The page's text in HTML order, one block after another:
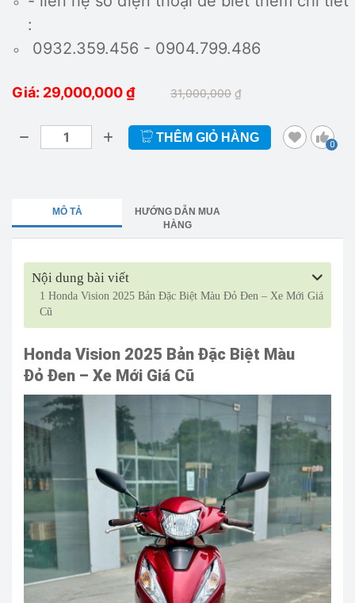
:
0932.359.456 - 0904.799.486
Giá: 29,000,000₫ 31,000,000 ₫
THÊM GIỎ HÀNG
0
MÔ TẢ
HƯỚNG DẪN MUA
HÀNG
Nội dung bài viết
1 Honda Vision 2025 Bản Đặc Biệt Màu Đỏ Đen – Xe Mới Giá
Cũ
Honda Vision 2025 Bản Đặc Biệt Màu
Đỏ Đen – Xe Mới Giá Cũ